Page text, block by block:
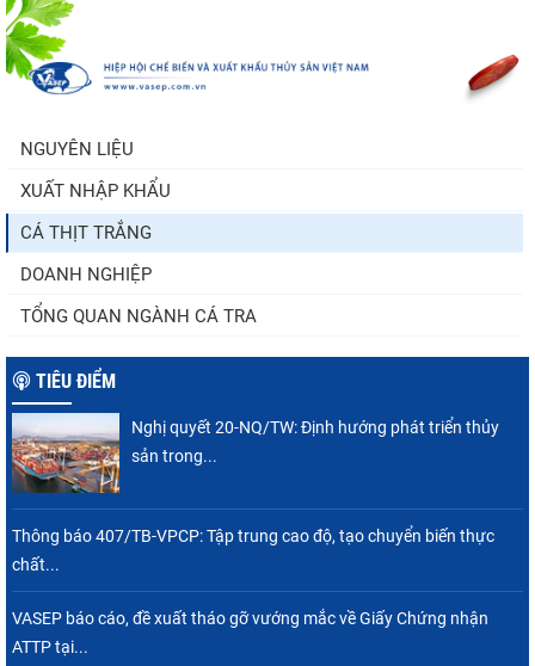
Trung Quốc tăng mạnh nhập khẩu mực,
trong khi nguồn cung...
NGUYÊN LIỆU
XUẤT NHẬP KHẨU
CÁ THỊT TRẮNG
DOANH NGHIỆP
TỔNG QUAN NGÀNH CÁ TRA
TIÊU ĐIỂM
Nghị quyết 20-NQ/TW: Định hướng phát triển thủy
sản trong...
Thông báo 407/TB-VPCP: Tập trung cao độ, tạo chuyển biến thực
chất...
VASEP báo cáo, đề xuất tháo gỡ vướng mắc về Giấy Chứng nhận
ATTP tại...